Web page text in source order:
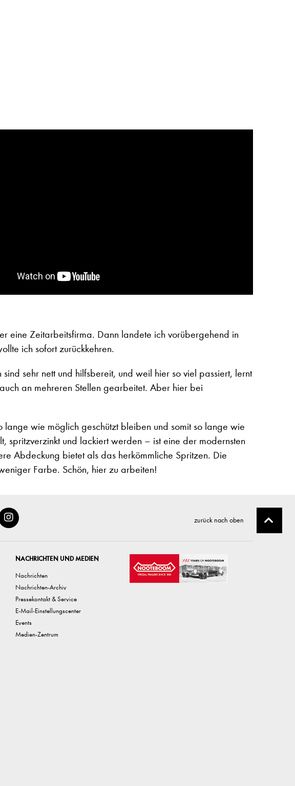
eine Zeitarbeitsfirma. Dann landete ich vorübergehend in
ich sofort zurückkehren.
sehr nett und hilfsbereit, und weil hier so viel passiert, lernt
an mehreren Stellen gearbeitet. Aber hier bei
lange wie möglich geschützt bleiben und somit so lange wie
und lackiert werden – ist eine der modernsten
Abdeckung bietet als das herkömmliche Spritzen. Die
Farbe. Schön, hier zu arbeiten!
zurück nach oben
NACHRICHTEN UND MEDIEN
Nachrichten
Nachrichten-Archiv
Pressekontakt & Service
E-Mail-Einstellungscenter
Events
Medien-Zentrum